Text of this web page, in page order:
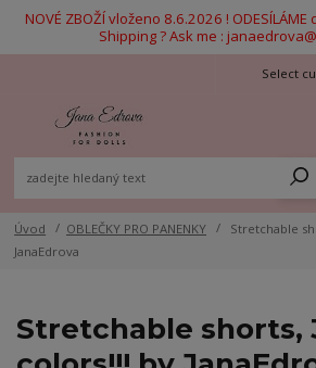
NOVÉ ZBOŽÍ vloženo 8.6.2026 !
Shipping ? Ask me :
Úvod OBLEČKY PRO PANENKY
Stretchable
JanaEdrova
Stretchable shorts,